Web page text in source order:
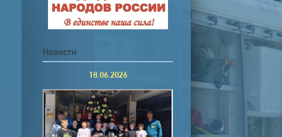
Новости
18.06.2026